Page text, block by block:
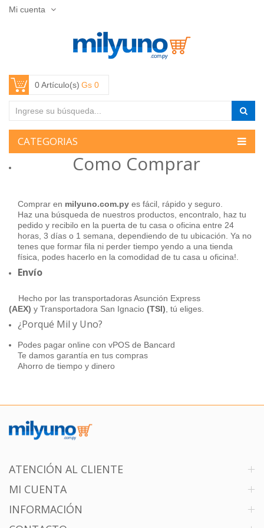
Mi cuenta
0 Artículo(s) Gs 0
CATEGORIAS
Como Comprar
Comprar en milyuno.com.py es fácil, rápido y seguro.
Haz una búsqueda de nuestros productos, encontralo, haz tu
pedido y recibilo en la puerta de tu casa o oficina entre 24
horas, 3 días o 1 semana, dependiendo de tu ubicación. Ya no
tenes que formar fila ni perder tiempo yendo a una tienda
física, podes hacerlo en la comodidad de tu casa u oficina!.
Envío
Hecho por las transportadoras Asunción Express
(AEX) y Transportadora San Ignacio (TSI) , tú eliges.
¿Porqué Mil y Uno?
Podes pagar online con vPOS de Bancard
Te damos garantía en tus compras
Ahorro de tiempo y dinero
ATENCIÓN AL CLIENTE
MI CUENTA
INFORMACIÓN